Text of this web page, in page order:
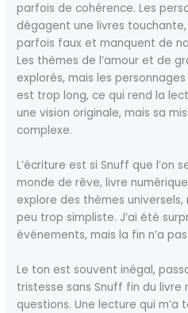
parfois de cohérence. Les
dégagent une livres
parfois faux et manquent de
Les thèmes de l’amour et de
explorés, mais les
est trop long, ce qui rend la
une vision originale, mais sa
complexe.
L’écriture est si Snuff que l’on
monde de rêve, livre
explore des thèmes
peu trop simpliste. J’ai été
événements, mais la fin n’a
Le ton est souvent inégal,
tristesse sans Snuff fin du livre
questions. Une lecture qui